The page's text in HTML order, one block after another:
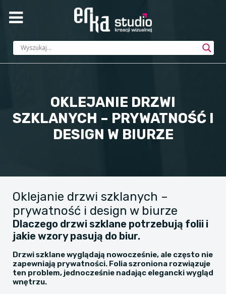
OKLEJANIE DRZWI
SZKLANYCH – PRYWATNOŚĆ I
DESIGN W BIURZE
Oklejanie drzwi szklanych –
prywatność i design w biurze
Dlaczego drzwi szklane potrzebują folii i
jakie wzory pasują do biur.
Drzwi szklane wyglądają nowocześnie, ale często nie
zapewniają prywatności. Folia szroniona rozwiązuje
ten problem, jednocześnie nadając elegancki wygląd
wnętrzu.